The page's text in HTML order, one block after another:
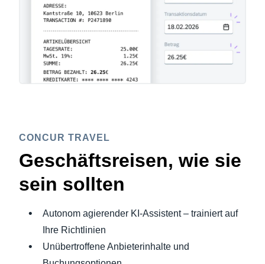
CONCUR TRAVEL
Geschäftsreisen, wie sie
sein sollten
Autonom agierender KI-Assistent – trainiert auf
Ihre Richtlinien
Unübertroffene Anbieterinhalte und